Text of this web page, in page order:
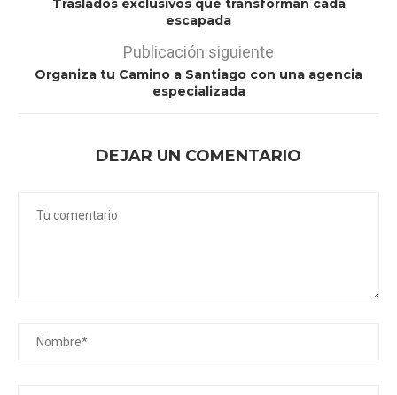
Traslados exclusivos que transforman cada
escapada
Publicación siguiente
Organiza tu Camino a Santiago con una agencia
especializada
DEJAR UN COMENTARIO